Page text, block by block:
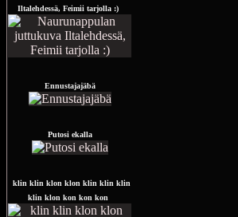
Iltalehdessä, Feimii tarjolla :)
Ennustajajäbä
Putosi ekalla
klin klin klon klon klin klin klin
klin klon kon kon kon